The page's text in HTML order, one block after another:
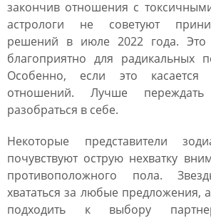
закончив отношения с
астрологи не советуют
решений в июле 2022 года.
благоприятно для радикальных
Особенно, если это касается
отношений. Лучше
разобраться в себе.
Некоторые представители
почувствуют острую нехватку
противоположного пола.
хвататься за любые предложения,
подходить к выбору